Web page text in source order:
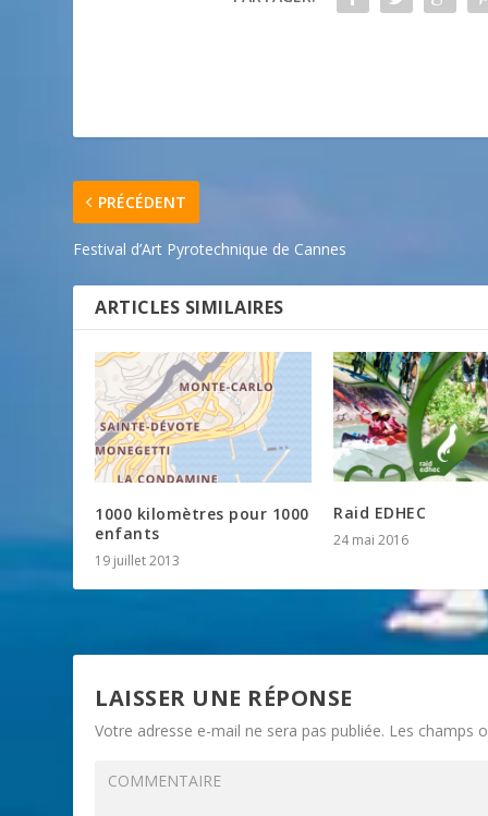
PRÉCÉDENT
Festival d’Art Pyrotechnique de Cannes
ARTICLES SIMILAIRES
1000 kilomètres pour 1000
enfants
19 juillet 2013
Raid EDHEC
24 mai 2016
LAISSER UNE RÉPONSE
Votre adresse e-mail ne sera pas publiée. Les champs